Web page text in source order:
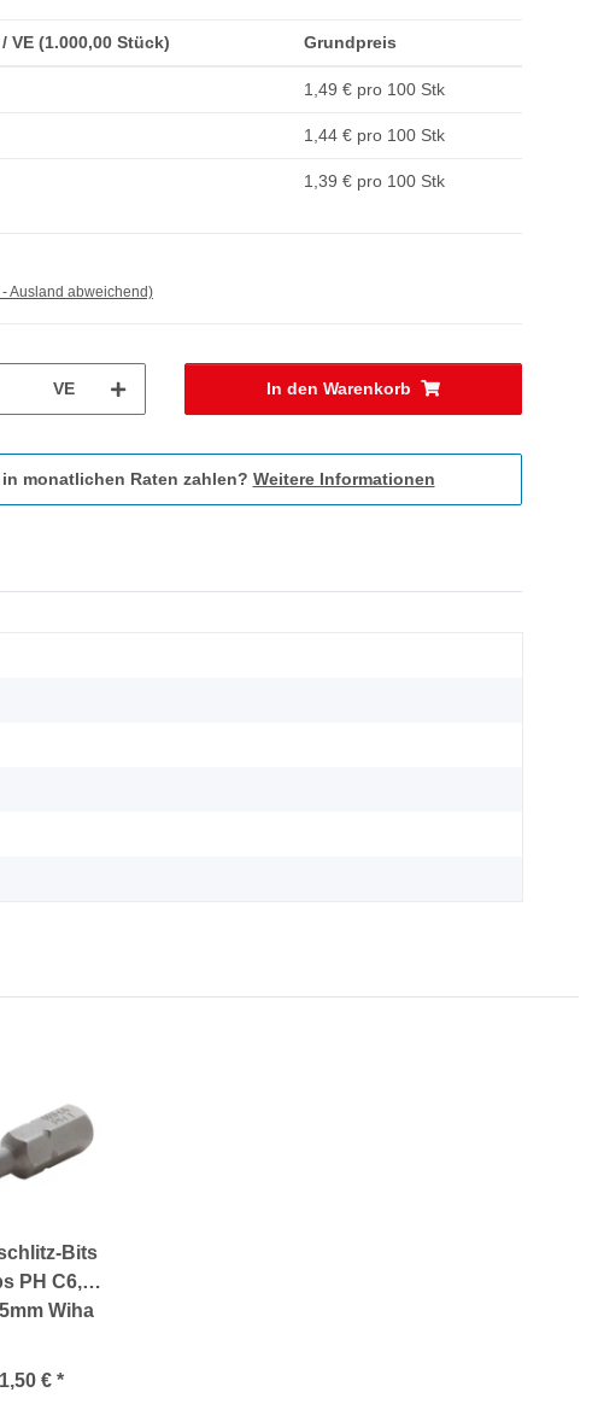
VE (1.000,00 Stück) Grundpreis
1,49 € pro 100 Stk
1,44 € pro 100 Stk
1,39 € pro 100 Stk
- Ausland abweichend)
VE In den Warenkorb
monatlichen Raten zahlen? Weitere Informationen
Bits
PH C6,3
Wiha
1,50 € *